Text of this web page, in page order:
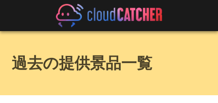
過去の提供景品一覧